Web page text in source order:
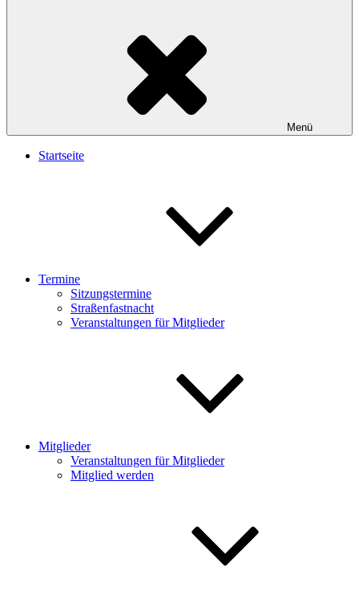
Menü
Startseite
Termine
Sitzungstermine
Straßenfastnacht
Veranstaltungen für Mitglieder
Mitglieder
Veranstaltungen für Mitglieder
Mitglied werden